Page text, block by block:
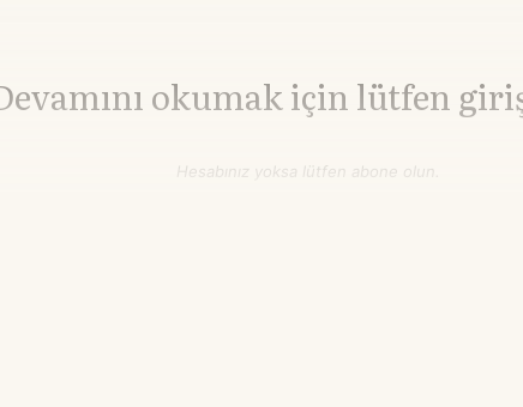
okumak için lütfen
Hesabınız yoksa lütfen abone olun.